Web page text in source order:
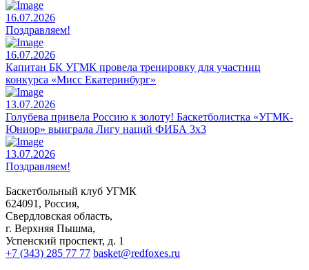
16.07.2026
Поздравляем!
16.07.2026
Капитан БК УГМК провела тренировку для участниц
конкурса «Мисс Екатеринбург»
13.07.2026
Голубева привела Россию к золоту! Баскетболистка «УГМК-
Юниор» выиграла Лигу наций ФИБА 3х3
13.07.2026
Поздравляем!
Баскетбольный клуб УГМК
624091, Россия,
Свердловская область,
г. Верхняя Пышма,
Успенский проспект, д. 1
+7 (343) 285 77 77 basket@redfoxes.ru